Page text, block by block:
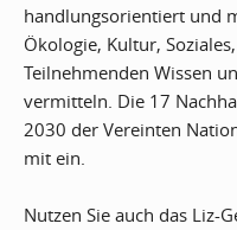
handlungsorientiert und
Ökologie, Kultur,
Teilnehmenden Wissen
vermitteln. Die 17
2030 der Vereinten
mit ein.
Nutzen Sie auch das Liz-